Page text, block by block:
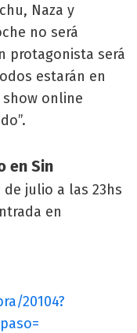
Naza y
no será
protagonista será
estarán en
show online
en Sin
julio a las 23hs
en
20104?